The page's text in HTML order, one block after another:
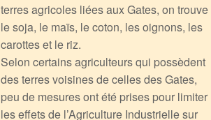
terres agricoles liées aux Gates, on trouve
le soja, le maïs, le coton, les oignons, les
carottes et le riz.
Selon certains agriculteurs qui possèdent
des terres voisines de celles des Gates,
peu de mesures ont été prises pour limiter
les effets de l’Agriculture Industrielle sur